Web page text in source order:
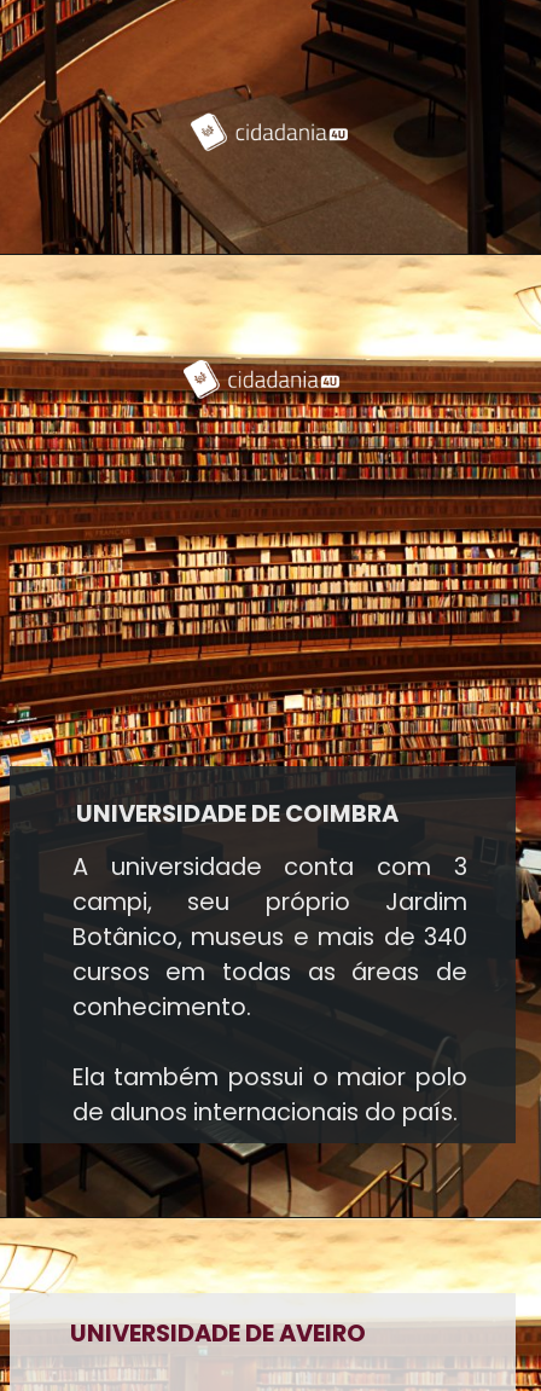
A universidade conta com 3
campi, seu próprio Jardim
Botânico, museus e mais de 340
cursos em todas as áreas de
conhecimento.
Ela também possui o maior polo
de alunos internacionais do país.
UNIVERSIDADE DE COIMBRA
UNIVERSIDADE DE AVEIRO